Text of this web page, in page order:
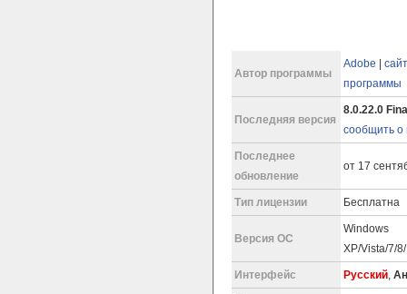
Автор программы
Adobe
сайт
программы
Последняя версия
8.0.22.0
сообщить о
Последнее
обновление
от 17
Тип лицензии Бесплатна
Версия ОС
Windows
XP/Vista/7/
Интерфейс Русский,